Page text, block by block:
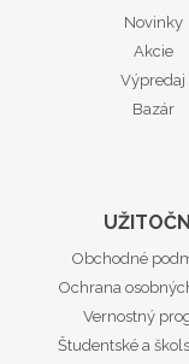
Novinky
Akcie
Výpredaj
Bazár
Obchodné
Ochrana
Vernostný
Študentské a